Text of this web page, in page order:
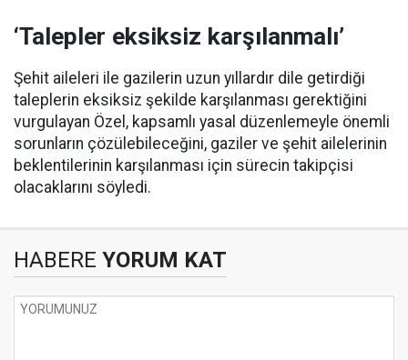
‘Talepler eksiksiz karşılanmalı’
Şehit aileleri ile gazilerin uzun yıllardır dile getirdiği
taleplerin eksiksiz şekilde karşılanması gerektiğini
vurgulayan Özel, kapsamlı yasal düzenlemeyle önemli
sorunların çözülebileceğini, gaziler ve şehit ailelerinin
beklentilerinin karşılanması için sürecin takipçisi
olacaklarını söyledi.
HABERE YORUM KAT